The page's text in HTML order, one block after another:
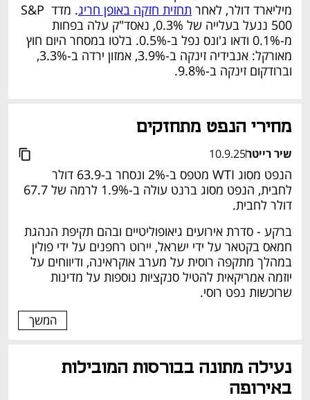
מיליארד דולר, לאחר תחזית חזקה באופן חריג
. מדד S&P
500 ננעל בעלייה של 0.3%, נאסד"ק עלה בפחות
מ-0.1% ודאו ג'ונס נפל ב-0.5%. בלטו במסחר היום חוץ
וברודקום זינקה ב-9.8%.
מחירי הנפט מתחזקים
שיר רייטר10.9.25
הנפט מסוג WTI מטפס ב-2% ונסחר ב-63.9 דולר
דולר לחבית.
ברקע - סדרת אירועים גיאופוליטיים ובהם תקיפת הנהגת
חמאס בקטאר על ידי ישראל, יירוט רחפנים על ידי פולין
במהלך מתקפה רוסית על מערב אוקראינה, ודיווחים על
יוזמה אמריקאית להטיל סנקציות נוספות על מדינות
שרוכשות נפט רוסי.
המשך
נעילה מתונה בבורסות המובילות
באירופה